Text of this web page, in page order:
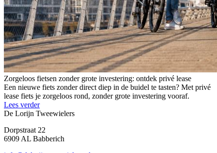
Zorgeloos fietsen zonder grote investering: ontdek privé lease
Een nieuwe fiets zonder direct diep in de buidel te tasten? Met privé
lease fiets je zorgeloos rond, zonder grote investering vooraf.
Lees verder
De Lorijn Tweewielers
Dorpstraat 22
6909 AL Babberich